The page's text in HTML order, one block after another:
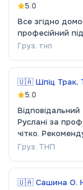
5.0
Все згідно
професійний
Груз: тнп
🇺🇦 Шпіц Трак,
5.0
Руслані за
чітко.
Груз: ТНП
🇺🇦 Сашина О.